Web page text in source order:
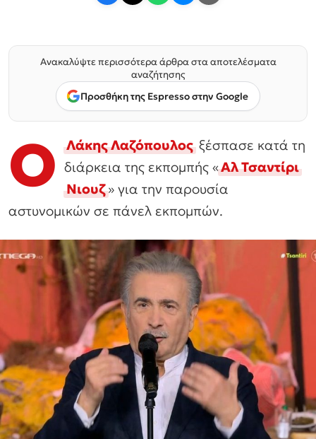
Ανακαλύψτε περισσότερα άρθρα στα αποτελέσματα
αναζήτησης
Προσθήκη της Espresso στην Google
Ο Λάκης Λαζόπουλοςξέσπασε κατά τη
διάρκεια της εκπομπής «Αλ Τσαντίρι
Νιουζ» για την παρουσία
αστυνομικών σε πάνελ εκπομπών.